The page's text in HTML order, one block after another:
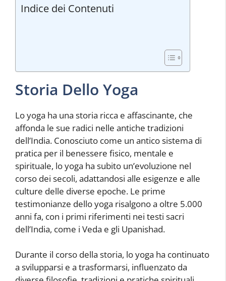
Indice dei Contenuti
Storia Dello Yoga
Lo yoga ha una storia ricca e affascinante, che
affonda le sue radici nelle antiche tradizioni
dell’India. Conosciuto come un antico sistema di
pratica per il benessere fisico, mentale e
spirituale, lo yoga ha subito un’evoluzione nel
corso dei secoli, adattandosi alle esigenze e alle
culture delle diverse epoche. Le prime
testimonianze dello yoga risalgono a oltre 5.000
anni fa, con i primi riferimenti nei testi sacri
dell’India, come i Veda e gli Upanishad.
Durante il corso della storia, lo yoga ha continuato
a svilupparsi e a trasformarsi, influenzato da